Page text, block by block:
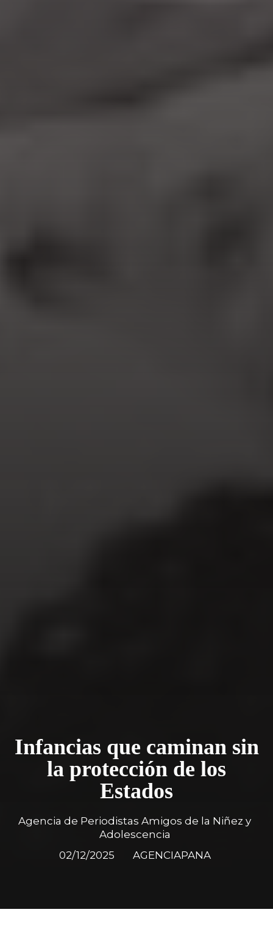
Infancias que caminan sin
la protección de los
Estados
Agencia de Periodistas Amigos de la Niñez y
Adolescencia
02/12/2025
AGENCIAPANA